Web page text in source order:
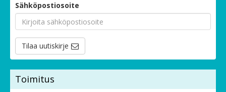
Sähköpostiosoite
Tilaa uutiskirje
Toimitus